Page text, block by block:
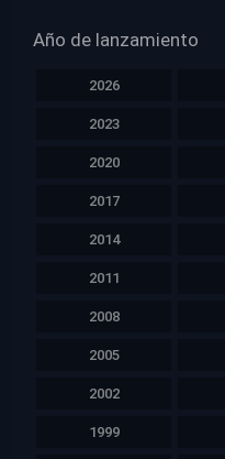
Año de lanzamiento
2026
2023
2020
2017
2014
2011
2008
2005
2002
1999